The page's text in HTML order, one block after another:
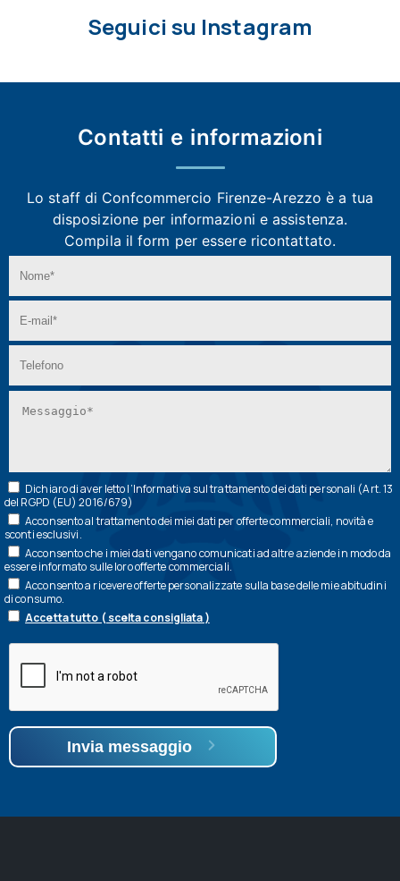
Seguici su Instagram
Contatti e informazioni
Lo staff di Confcommercio Firenze-Arezzoè a tua
disposizione per informazioni e assistenza.
Compila il form per essere ricontattato.
Dichiaro di aver letto l’Informativa sul trattamento dei dati personali (Art. 13
del RGPD (EU) 2016/679)
Acconsento al trattamento dei miei dati per offerte commerciali, novità e
sconti esclusivi.
Acconsento che i miei dati vengano comunicati ad altre aziende in modo da
essere informato sulle loro offerte commerciali.
Acconsento a ricevere offerte personalizzate sulla base delle mie abitudini
di consumo.
Accetta tutto ( scelta consigliata )
Invia messaggio